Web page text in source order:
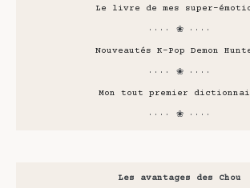
Le livre de mes super-
···· ❀ ····
Nouveautés K-Pop Demon
···· ❀ ····
Mon tout premier
···· ❀ ····
Les avantages des Chou